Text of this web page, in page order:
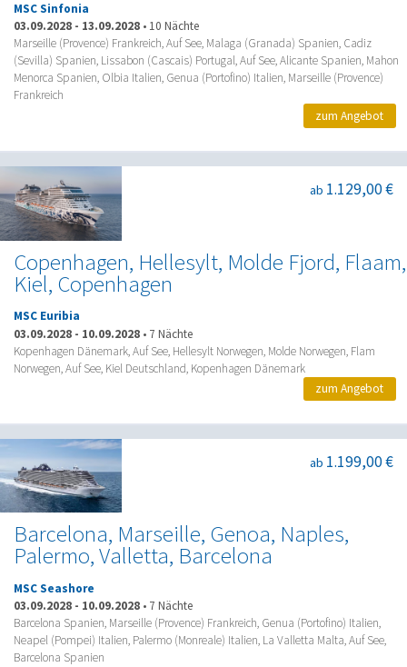
MSC Sinfonia
03.09.2028 - 13.09.2028 • 10 Nächte
Marseille (Provence) Frankreich, Auf See, Malaga (Granada) Spanien, Cadiz
(Sevilla) Spanien, Lissabon (Cascais) Portugal, Auf See, Alicante Spanien, Mahon
Menorca Spanien, Olbia Italien, Genua (Portofino) Italien, Marseille (Provence)
Frankreich
zum Angebot
Copenhagen, Hellesylt, Molde Fjord, Flaam,
Kiel, Copenhagen
ab 1.129,00 €
MSC Euribia
03.09.2028 - 10.09.2028 • 7 Nächte
Kopenhagen Dänemark, Auf See, Hellesylt Norwegen, Molde Norwegen, Flam
Norwegen, Auf See, Kiel Deutschland, Kopenhagen Dänemark
zum Angebot
Barcelona, Marseille, Genoa, Naples,
Palermo, Valletta, Barcelona
ab 1.199,00 €
MSC Seashore
03.09.2028 - 10.09.2028 • 7 Nächte
Barcelona Spanien, Marseille (Provence) Frankreich, Genua (Portofino) Italien,
Neapel (Pompei) Italien, Palermo (Monreale) Italien, La Valletta Malta, Auf See,
Barcelona Spanien